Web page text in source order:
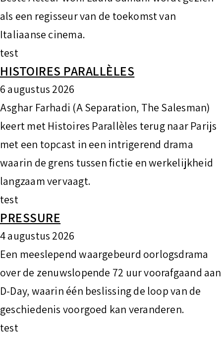
als een regisseur van de toekomst van
Italiaanse cinema.
test
HISTOIRES PARALLÈLES
6 augustus 2026
Asghar Farhadi (A Separation, The Salesman)
keert met Histoires Parallèles terug naar Parijs
met een topcast in een intrigerend drama
waarin de grens tussen fictie en werkelijkheid
langzaam vervaagt.
test
PRESSURE
4 augustus 2026
Een meeslepend waargebeurd oorlogsdrama
over de zenuwslopende 72 uur voorafgaand aan
D-Day, waarin één beslissing de loop van de
geschiedenis voorgoed kan veranderen.
test